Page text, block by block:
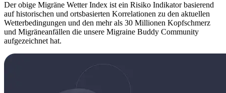
Der obige Migräne Wetter Index ist ein Risiko Indikator basierend
auf historischen und ortsbasierten Korrelationen zu den aktuellen
Wetterbedingungen und den mehr als 30 Millionen Kopfschmerz
und Migräneanfällen die unsere Migraine Buddy Community
aufgezeichnet hat.